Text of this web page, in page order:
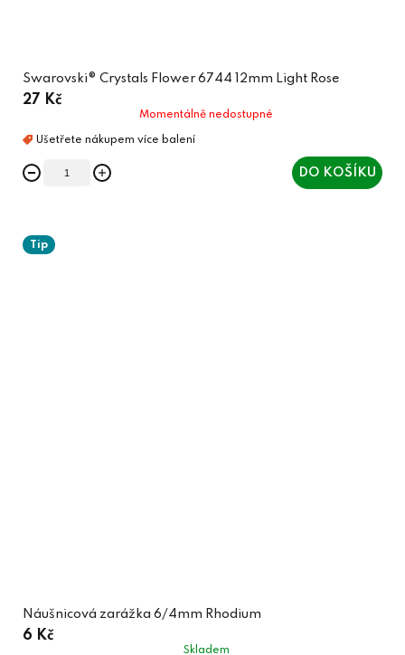
Swarovski® Crystals Flower 6744 12mm Light Rose
27 Kč
Momentálně nedostupné
DO KOŠÍKU
Tip
Náušnicová zarážka 6/4mm Rhodium
6 Kč
Skladem